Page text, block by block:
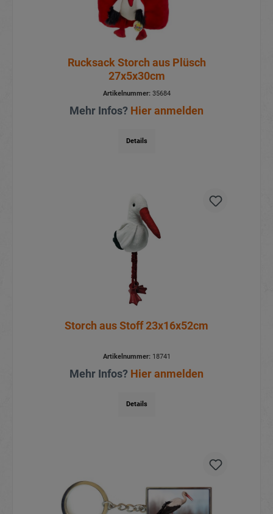
Rucksack Storch aus Plüsch
27x5x30cm
Artikelnummer:35684
Mehr Infos? Hier anmelden
Details
Storch aus Stoff 23x16x52cm
Artikelnummer:18741
Mehr Infos? Hier anmelden
Details